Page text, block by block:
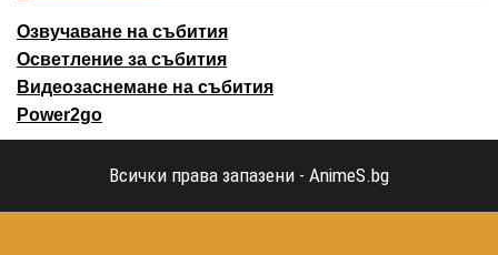
Озвучаване на събития
Осветление за събития
Видеозаснемане на събития
Power2go
Всички права запазени - AnimeS.bg